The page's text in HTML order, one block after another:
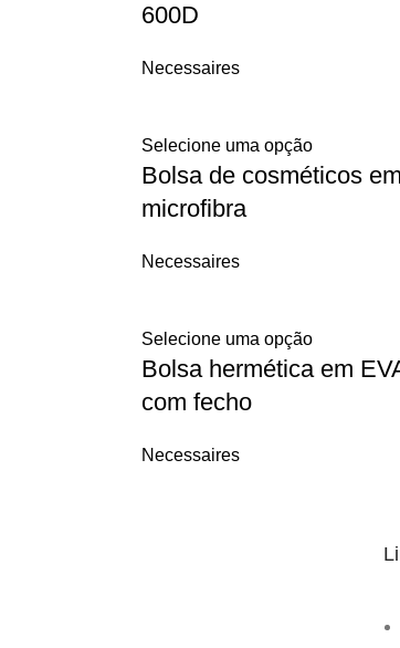
600D
Necessaires
Selecione uma opção
Bolsa de cosméticos em
microfibra
Necessaires
Selecione uma opção
Bolsa hermética em
com fecho
Necessaires